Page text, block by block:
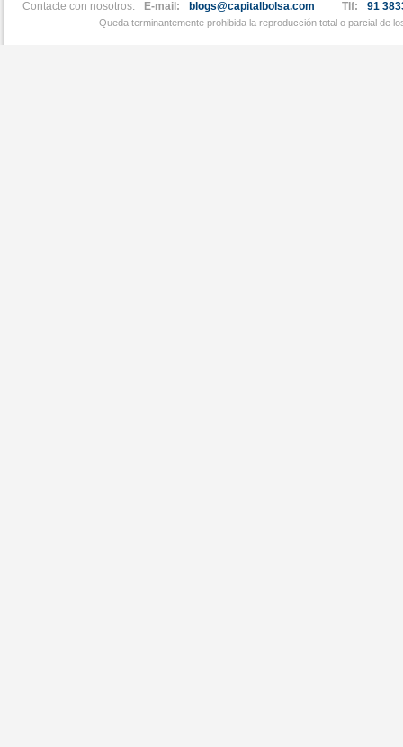
Contacte con nosotros: E-mail: blogs@capitalbolsa.com Tlf: 91
Queda terminantemente prohibida la reproducción total o parcial de